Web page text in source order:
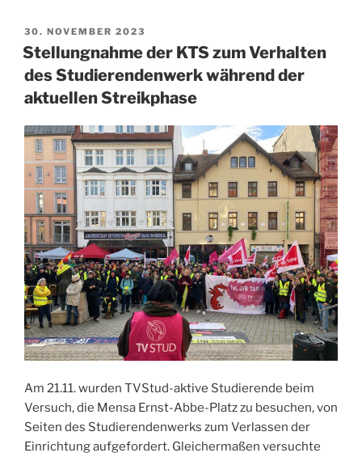
VERÖFFENTLICHT
AM
30. NOVEMBER 2023
Stellungnahme der KTS zum Verhalten
des Studierendenwerk während der
aktuellen Streikphase
Am 21.11. wurden TVStud-aktive Studierende beim
Versuch, die Mensa Ernst-Abbe-Platz zu besuchen, von
Seiten des Studierendenwerks zum Verlassen der
Einrichtung aufgefordert. Gleichermaßen versuchte